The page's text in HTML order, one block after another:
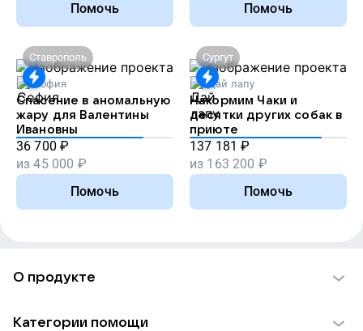
Помочь
Помочь
Ставрополь
София
Спасение в аномальную
жару для Валентины
Ивановны
36 700 ₽
из45 000 ₽
Помочь
Сургут
Дай лапу
Накормим Чаки и
десятки других собак в
приюте
137 181 ₽
из 163 200 ₽
Помочь
О продукте
Категории помощи